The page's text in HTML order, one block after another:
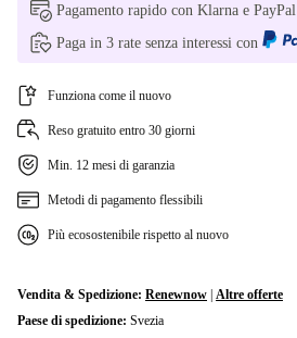
Pagamento rapido con Klarna e PayPal
Paga in 3 rate senza interessi con
Funziona come il nuovo
Reso gratuito entro 30 giorni
Min. 12 mesi di garanzia
Metodi di pagamento flessibili
Più ecosostenibile rispetto al nuovo
Vendita & Spedizione: Renewnow Altre offerte
Paese di spedizione: Svezia